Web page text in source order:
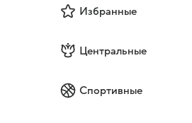
Избранные
Центральные
Спортивные